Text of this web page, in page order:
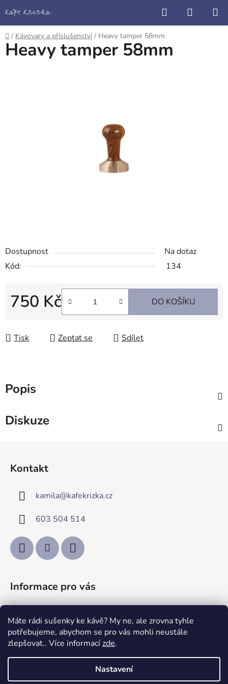
Máte rádi sušenky ke kávě? My ne, ale zrovna tyhle
potřebujeme, abychom se pro vás mohli neustále
zlepšovat.. Více informacízde.
Nastavení
na
obsah
Hledat
KOŠÍK
Domů
/ Kávovary a příslušenství / Heavy tamper 58mm
Dostupnost
Na dotaz
Kód:
134
750 Kč DO KOŠÍKU
Tisk Zeptat se Sdílet
Heavy tamper 58mm
Popis
Diskuze
Kontakt
kamila@kafekrizka.cz
603 504 514
Informace pro vás
Podmínky ochrany osobních údajů
Kontakty